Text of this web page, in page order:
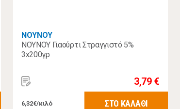
ΝΟΥΝΟΥ
ΝΟΥΝΟΥ Γιαούρτι Στραγγιστό 5%
3x200γρ
3,79 €
6,32€/κιλό ΣΤΟ ΚΑΛΑΘΙ